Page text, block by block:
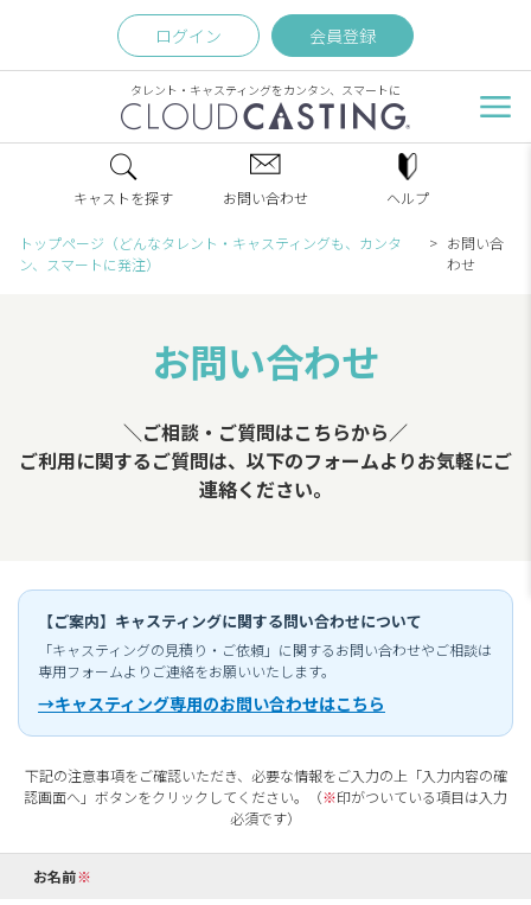
ログイン 会員登録
タレント・キャスティングをカンタン、スマートに
キャストを探す お問い合わせ ヘルプ
トップページ（どんなタレント・キャスティングも、カンタ
ン、スマートに発注）
お問い合
わせ
お問い合わせ
＼ご相談・ご質問はこちらから／
ご利用に関するご質問は、以下のフォームよりお気軽にご
連絡ください。
【ご案内】キャスティングに関する問い合わせについて
「キャスティングの見積り・ご依頼」に関するお問い合わせやご相談は
専用フォームよりご連絡をお願いいたします。
→キャスティング専用のお問い合わせはこちら
下記の注意事項をご確認いただき、必要な情報をご入力の上「入力内容の確
認画面へ」ボタンをクリックしてください。（※印がついている項目は入力
必須です）
お名前